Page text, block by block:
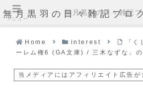
無月黒羽の日々雑記ブロ
Home interest
「
ーレム権6 (GA文庫) / 三木なずな」の
当メディアにはアフィリエイト広告が
メニュー
無月黒羽の日々雑記